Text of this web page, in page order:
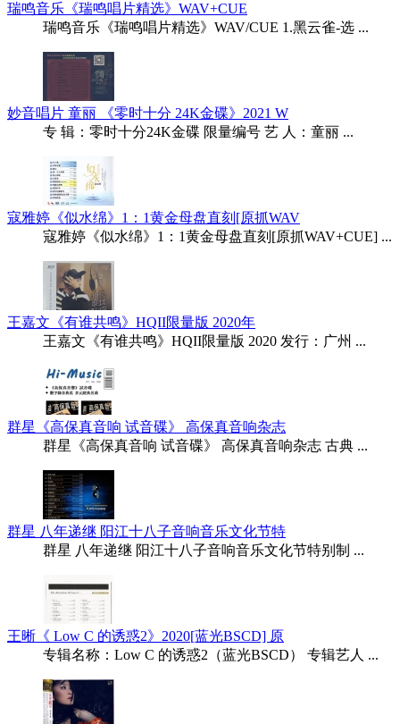
瑞鸣音乐《瑞鸣唱片精选》WAV+CUE
瑞鸣音乐《瑞鸣唱片精选》WAV/CUE 1.黑云雀-选 ...
妙音唱片 童丽 《零时十分 24K金碟》2021 W
专 辑：零时十分24K金碟 限量编号 艺 人：童丽 ...
寇雅婷《似水绵》1：1黄金母盘直刻[原抓WAV
寇雅婷《似水绵》1：1黄金母盘直刻[原抓WAV+CUE] ...
王嘉文《有谁共鸣》HQII限量版 2020年
王嘉文《有谁共鸣》HQII限量版 2020 发行：广州 ...
群星《高保真音响 试音碟》 高保真音响杂志
群星《高保真音响 试音碟》 高保真音响杂志 古典 ...
群星 八年递继 阳江十八子音响音乐文化节特
群星 八年递继 阳江十八子音响音乐文化节特别制 ...
王晰《 Low C 的诱惑2》2020[蓝光BSCD] 原
专辑名称：Low C 的诱惑2（蓝光BSCD） 专辑艺人 ...